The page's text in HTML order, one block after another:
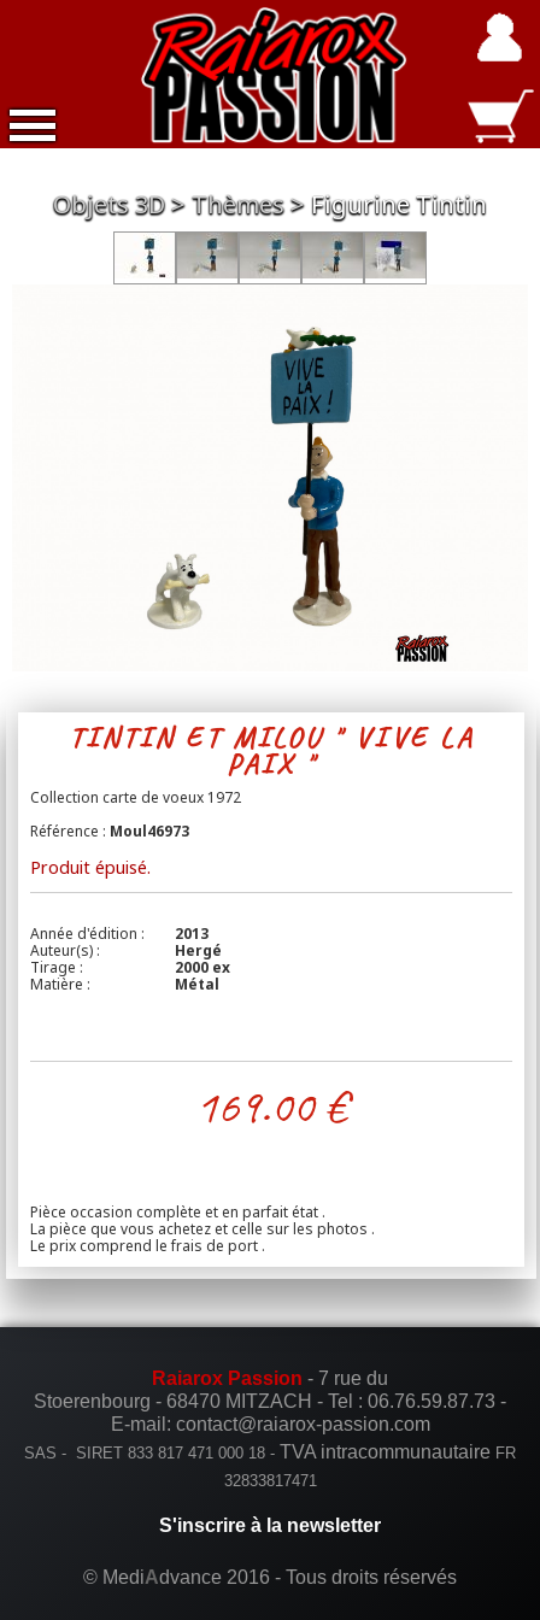
Nouveautés
Objets 3D Thèmes Figurine Tintin
TINTIN ET MILOU " VIVE LA
PAIX "
Collection carte de voeux 1972
Référence : Moul46973
Produit épuisé.
Année d'édition :
2013
Auteur(s) :
Hergé
Tirage :
2000 ex
Matière :
Métal
169.00€
Pièce occasion complète et en parfait état .
La pièce que vous achetez et celle sur les photos .
Le prix comprend le frais de port .
Raiarox Passion - 7 rue du
Stoerenbourg - 68470 MITZACH - Tel : 06.76.59.87.73 -
E-mail: contact@raiarox-passion.com
SAS - SIRET 833 817 471 000 18 - TVA intracommunautaire FR
32833817471
S'inscrire à la newsletter
© MediAdvance 2016 - Tous droits réservés